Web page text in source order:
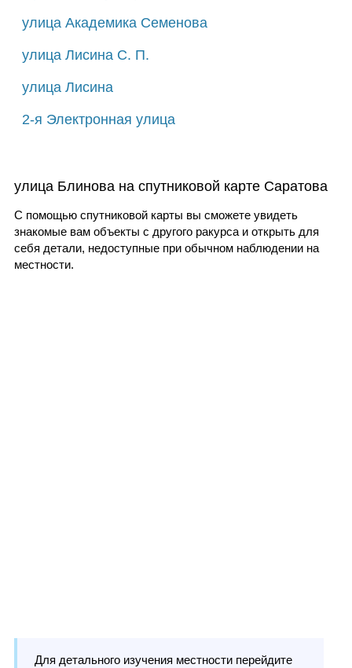
улица Академика Семенова
улица Лисина С. П.
улица Лисина
2-я Электронная улица
улица Блинова на спутниковой карте Саратова
С помощью спутниковой карты вы сможете увидеть
знакомые вам объекты с другого ракурса и открыть для
себя детали, недоступные при обычном наблюдении на
местности.
Для детального изучения местности перейдите